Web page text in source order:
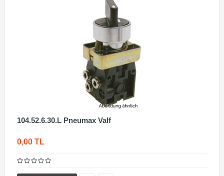
104.52.6.30.L Pneumax Valf
0,00 TL